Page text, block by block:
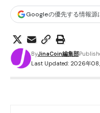
Googleの優先する情報源
Last Updated: 2026年08
ByJinaCoin編集部